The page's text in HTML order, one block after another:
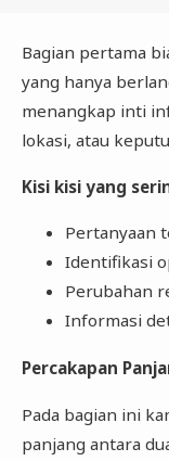
Bagian pertama
yang hanya
menangkap inti
lokasi, atau
Kisi kisi yang
Pertanyaan
Identifikasi
Perubahan
Informasi
Percakapan
Pada bagian ini
panjang antara